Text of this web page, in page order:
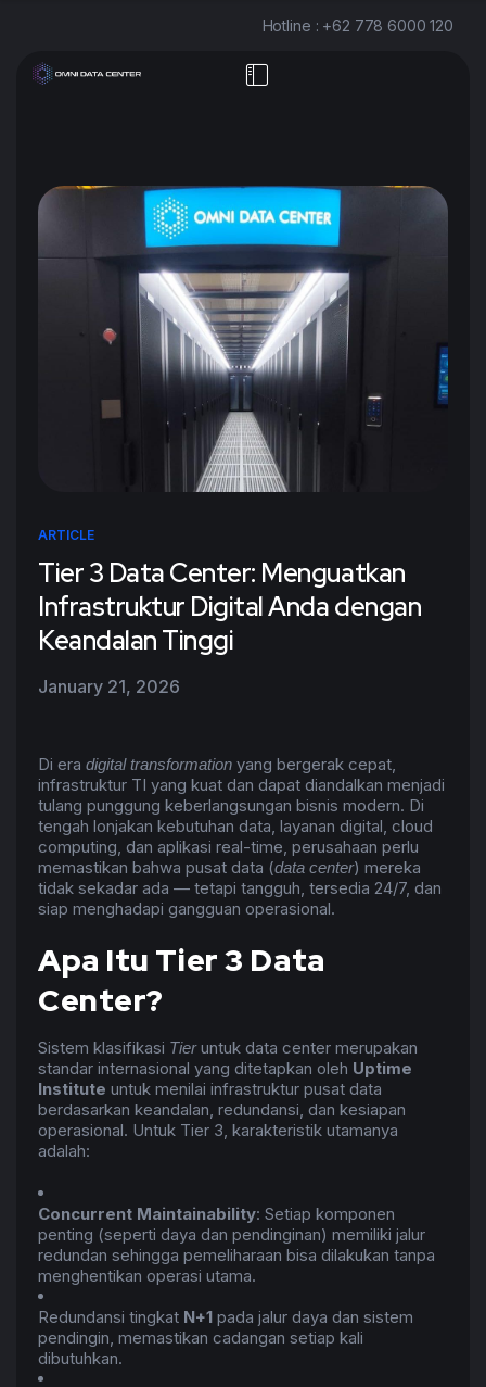
Hotline : +62 778 6000 120
ARTICLE
Tier 3 Data Center: Menguatkan
Infrastruktur Digital Anda dengan
Keandalan Tinggi
January 21, 2026
Di era digital transformation yang bergerak cepat,
infrastruktur TI yang kuat dan dapat diandalkan menjadi
tulang punggung keberlangsungan bisnis modern. Di
tengah lonjakan kebutuhan data, layanan digital, cloud
computing, dan aplikasi real-time, perusahaan perlu
memastikan bahwa pusat data (data center) mereka
tidak sekadar ada — tetapi tangguh, tersedia 24/7, dan
siap menghadapi gangguan operasional.
Apa Itu Tier 3 Data
Center?
Sistem klasifikasi Tieruntuk data center merupakan
standar internasional yang ditetapkan oleh Uptime
Institute untuk menilai infrastruktur pusat data
berdasarkan keandalan, redundansi, dan kesiapan
operasional. Untuk Tier 3, karakteristik utamanya
adalah:
Concurrent Maintainability: Setiap komponen
penting (seperti daya dan pendinginan) memiliki jalur
redundan sehingga pemeliharaan bisa dilakukan tanpa
menghentikan operasi utama.
Redundansi tingkat N+1 pada jalur daya dan sistem
pendingin, memastikan cadangan setiap kali
dibutuhkan.